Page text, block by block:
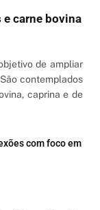
carne bovina
de ampliar
contemplados
caprina e de
com foco em